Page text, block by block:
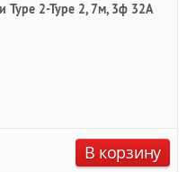
Type 2-Type 2, 7м, 3ф 32A
В корзину